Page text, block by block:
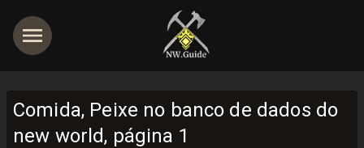
Comida, Peixe no banco de dados do
new world, página 1